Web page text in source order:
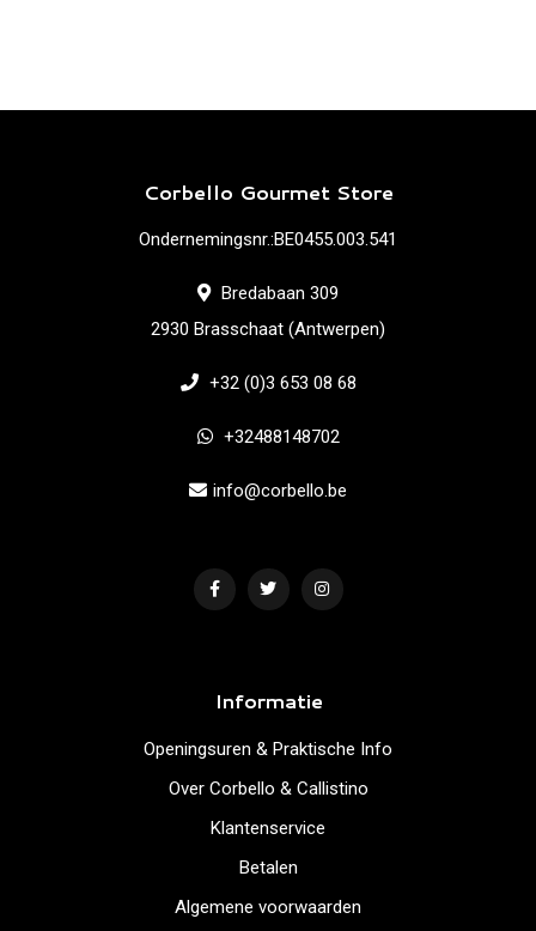
Corbello Gourmet Store
Ondernemingsnr.:BE0455.003.541
Bredabaan 309
2930 Brasschaat (Antwerpen)
+32 (0)3 653 08 68
+32488148702
info@corbello.be
Informatie
Openingsuren & Praktische Info
Over Corbello & Callistino
Klantenservice
Betalen
Algemene voorwaarden